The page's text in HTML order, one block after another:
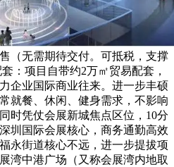
（无需期待交付。可抵税，支撑
：项目自带约2万㎡贸易配套，
企业国际商业往来。进一步丰硕
就餐、休闲、健身需求，不影响
时凭仗会展新城焦点区位，10分
圳国际会展核心，商务通勤高效
永街道核心不远，进一步提拔项
湾中港广场（又称会展湾内地取